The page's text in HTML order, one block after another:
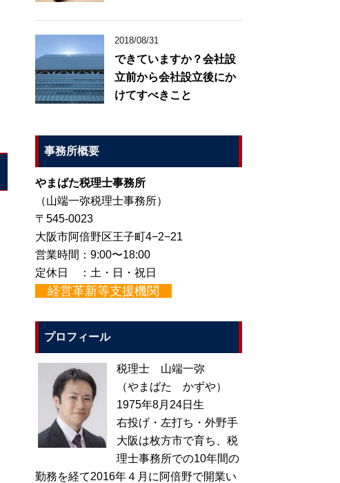
2018/08/31
できていますか？会社設
立前から会社設立後にか
けてすべきこと
事務所概要
やまばた税理士事務所
（山端一弥税理士事務所）
〒545-0023
大阪市阿倍野区王子町4−2−21
営業時間：9:00〜18:00
定休日 ：土・日・祝日
経営革新等支援機関
プロフィール
税理士 山端一弥
（やまばた かずや）
1975年8月24日生
右投げ・左打ち・外野手
大阪は枚方市で育ち、税
理士事務所での10年間の
勤務を経て2016年４月に阿倍野で開業い